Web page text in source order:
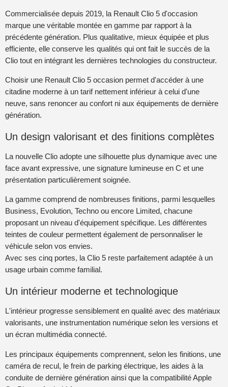
Commercialisée depuis 2019, la Renault Clio 5 d'occasion
marque une véritable montée en gamme par rapport à la
précédente génération. Plus qualitative, mieux équipée et plus
efficiente, elle conserve les qualités qui ont fait le succès de la
Clio tout en intégrant les dernières technologies du constructeur.
Choisir une Renault Clio 5 occasion permet d'accéder à une
citadine moderne à un tarif nettement inférieur à celui d'une
neuve, sans renoncer au confort ni aux équipements de dernière
génération.
Un design valorisant et des finitions complètes
La nouvelle Clio adopte une silhouette plus dynamique avec une
face avant expressive, une signature lumineuse en C et une
présentation particulièrement soignée.
La gamme comprend de nombreuses finitions, parmi lesquelles
Business, Evolution, Techno ou encore Limited, chacune
proposant un niveau d'équipement spécifique. Les différentes
teintes de couleur permettent également de personnaliser le
véhicule selon vos envies.
Avec ses cinq portes, la Clio 5 reste parfaitement adaptée à un
usage urbain comme familial.
Un intérieur moderne et technologique
L'intérieur progresse sensiblement en qualité avec des matériaux
valorisants, une instrumentation numérique selon les versions et
un écran multimédia connecté.
Les principaux équipements comprennent, selon les finitions, une
caméra de recul, le frein de parking électrique, les aides à la
conduite de dernière génération ainsi que la compatibilité Apple